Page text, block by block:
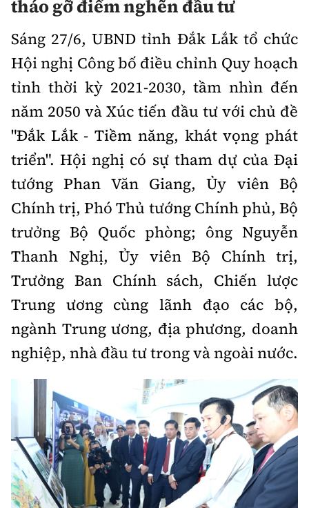
Quản lý đô thị
Đường sắt
Đăng kiểm
Đường sắt tốc độ cao
Đường thủy
Hàng hải
Đường sắt đô thị
Nhà thầu
Mời thầu - Đấu thầu
Thi viết về GTVT
Bảo hiểm
Doanh nghiệp
An ninh hình sự
Điều tra
Pháp đình
Hỏi - Đáp
An toàn giao thông
Giao thông 24h
ATGT địa phương
Văn hóa giao thông
Lái xe an toàn
Chung tay vì ATGT
Gương sáng giao thông
Chất lượng sống
Giáo dục
Y tế
Đời sống
Lao động - Công đoàn
Văn hóa - Giải Trí
Văn hóa
Showbiz
Điện ảnh
Thể thao
Bóng đá
Bình luận
Hậu trường sao
360 độ thể thao
Công nghệ
Công nghệ mới
Sản phẩm mới
Tư vấn
Thế giới
Thời sự Quốc tế
Hồ sơ tài liệu
Thế giới giao thông
Thế giới xây dựng
Đi ++
Du lịch
Khám phá
Lối sống
Ẩm thực
Video
Thời sự
Khám phá
Camera giao thông
Câu chuyện giao thông
Giải trí - Thể thao
Cơ quan chủ quản: Bộ Xây dựng
Giấy phép số: 03/GP-BVHTTDL, cấp ngày 1/4/2025.
Tòa soạn: Số 2 Nguyễn Công Hoan, phường Giảng Võ,
Hà Nội.
tháo gỡ điểm nghẽn đầu tư
Sáng 27/6, UBND tỉnh Đắk Lắk tổ chức
Hội nghị Công bố điều chỉnh Quy hoạch
tỉnh thời kỳ 2021-2030, tầm nhìn đến
năm 2050 và Xúc tiến đầu tư với chủ đề
"Đắk Lắk - Tiềm năng, khát vọng phát
triển". Hội nghị có sự tham dự của Đại
tướng Phan Văn Giang, Ủy viên Bộ
Chính trị, Phó Thủ tướng Chính phủ, Bộ
trưởng Bộ Quốc phòng; ông Nguyễn
Thanh Nghị, Ủy viên Bộ Chính trị,
Trưởng Ban Chính sách, Chiến lược
Trung ương cùng lãnh đạo các bộ,
ngành Trung ương, địa phương, doanh
nghiệp, nhà đầu tư trong và ngoài nước.